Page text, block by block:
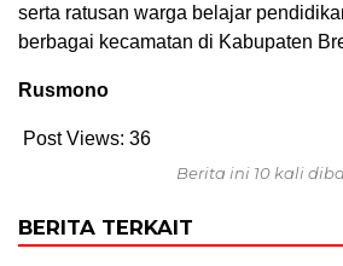
serta ratusan warga belajar
berbagai kecamatan di Kabupaten
Rusmono
Post Views: 36
Berita ini 10 kali
BERITA TERKAIT